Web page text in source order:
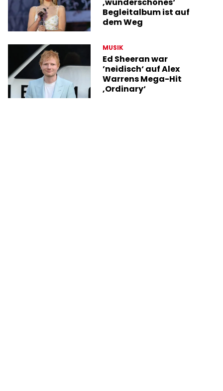
Begleitalbum ist auf
dem Weg
MUSIK
Ed Sheeran war
’neidisch‘ auf Alex
Warrens Mega-Hit
‚Ordinary‘